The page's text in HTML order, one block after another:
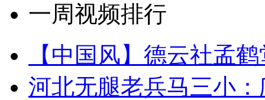
一周视频排行
【中国风】德云社孟
河北无腿老兵马三小